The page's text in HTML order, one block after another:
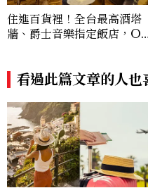
住進百貨裡！全台最高酒塔
牆、爵士音樂指定飯店，OK
看過此篇文章的人也